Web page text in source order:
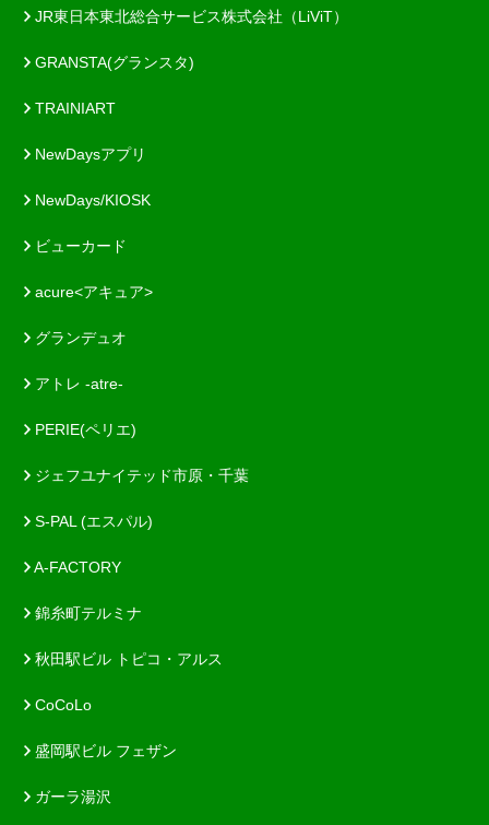
JR東日本東北総合サービス株式会社（LiViT）
GRANSTA(グランスタ)
TRAINIART
NewDaysアプリ
NewDays/KIOSK
ビューカード
acure<アキュア>
グランデュオ
アトレ -atre-
PERIE(ペリエ)
ジェフユナイテッド市原・千葉
S-PAL (エスパル)
A-FACTORY
錦糸町テルミナ
秋田駅ビル トピコ・アルス
CoCoLo
盛岡駅ビル フェザン
ガーラ湯沢